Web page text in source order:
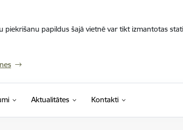
papildus šajā vietnē var tikt izmantotas
Aktualitātes Kontakti